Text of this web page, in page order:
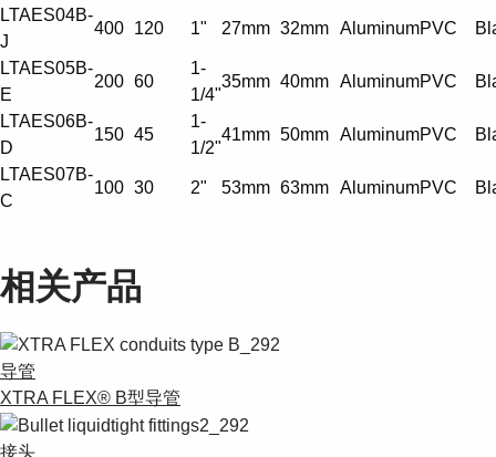
LTAES04B-
J
400 120 1" 27mm 32mm AluminumPVC
LTAES05B-
E
200 60
1-
1/4"
35mm 40mm AluminumPVC
LTAES06B-
D
150 45
1-
1/2"
41mm 50mm AluminumPVC
LTAES07B-
C
100 30 2" 53mm 63mm AluminumPVC
相关产品
导管
XTRA FLEX® B型导管
接头